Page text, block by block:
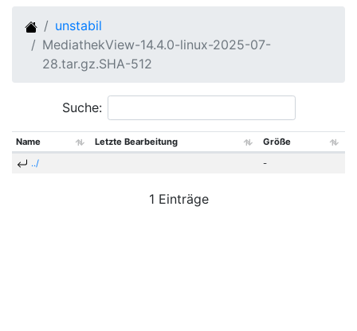
unstabil
MediathekView-14.4.0-linux-2025-07-
28.tar.gz.SHA-512
Suche:
Name Letzte Bearbeitung
Größe
../
-
1 Einträge